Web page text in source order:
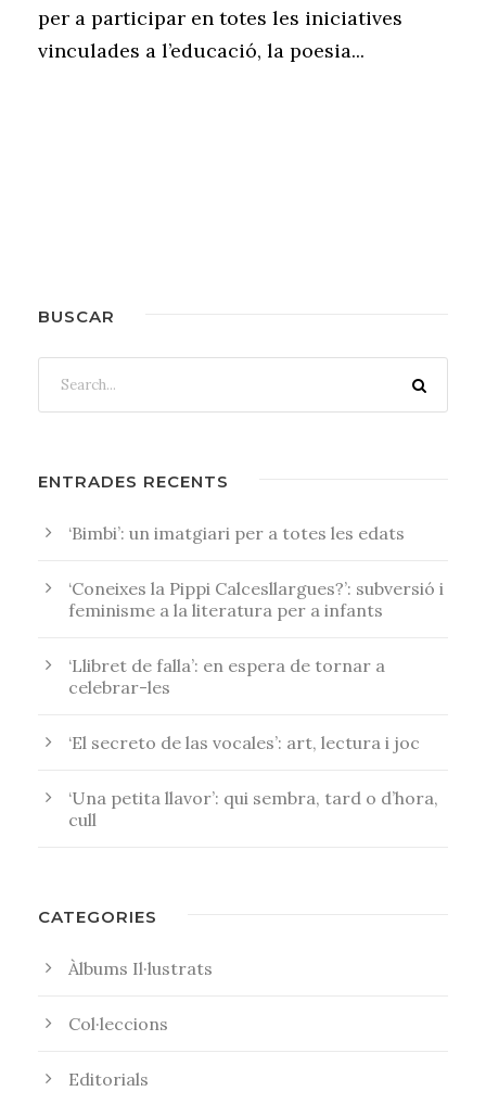
per a participar en totes les iniciatives
vinculades a l’educació, la poesia...
BUSCAR
ENTRADES RECENTS
‘Bimbi’: un imatgiari per a totes les edats
‘Coneixes la Pippi Calcesllargues?’: subversió i
feminisme a la literatura per a infants
‘Llibret de falla’: en espera de tornar a
celebrar-les
‘El secreto de las vocales’: art, lectura i joc
‘Una petita llavor’: qui sembra, tard o d’hora,
cull
CATEGORIES
Àlbums Il·lustrats
Col·leccions
Editorials